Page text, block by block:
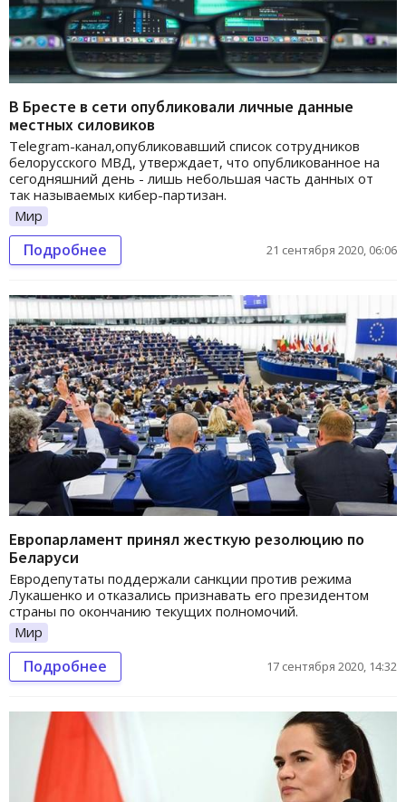
В Бресте в сети опубликовали личные данные
местных силовиков
Telegram-канал,опубликовавший список сотрудников
белорусского МВД, утверждает, что опубликованное на
сегодняшний день - лишь небольшая часть данных от
так называемых кибер-партизан.
Мир
Подробнее 21 сентября 2020, 06:06
Европарламент принял жесткую резолюцию по
Беларуси
Евродепутаты поддержали санкции против режима
Лукашенко и отказались признавать его президентом
страны по окончанию текущих полномочий.
Мир
Подробнее 17 сентября 2020, 14:32